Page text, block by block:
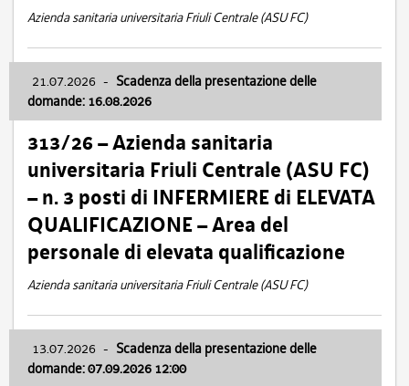
Azienda sanitaria universitaria Friuli Centrale (ASU FC)
21.07.2026 - Scadenza della presentazione delle
domande: 16.08.2026
313/26 – Azienda sanitaria
universitaria Friuli Centrale (ASU FC)
– n. 3 posti di INFERMIERE di ELEVATA
QUALIFICAZIONE – Area del
personale di elevata qualificazione
Azienda sanitaria universitaria Friuli Centrale (ASU FC)
13.07.2026 - Scadenza della presentazione delle
domande: 07.09.2026 12:00